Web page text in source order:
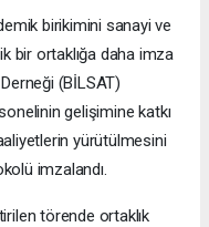
birikimini sanayi ve
bir ortaklığa daha imza
(BİLSAT)
gelişimine katkı
yürütülmesini
imzalandı.
törende ortaklık